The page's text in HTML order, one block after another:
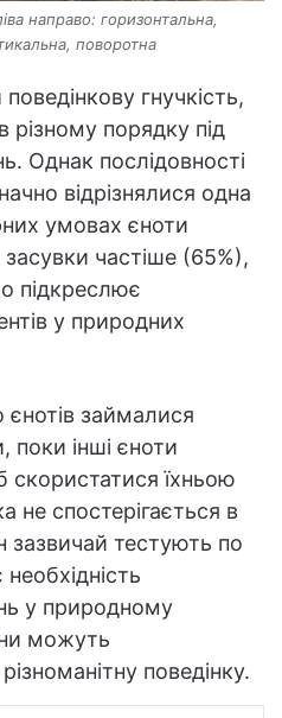
направо: горизонтальна,
поворотна
гнучкість,
різному порядку під
Однак послідовності
відрізнялися одна
умовах єноти
частіше (65%),
підкреслює
у природних
єнотів займалися
інші єноти
їхньою
не спостерігається в
зазвичай тестують по
у природному
можуть
поведінку.